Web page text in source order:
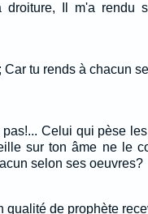
droiture, Il m'a rendu
tu rends à chacun
Celui qui pèse
sur ton âme ne le
selon ses oeuvres?
qualité de prophète